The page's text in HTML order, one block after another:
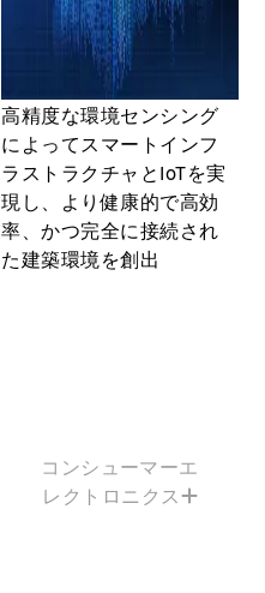
高精度な環境センシング
によってスマートインフ
ラストラクチャとIoTを実
現し、より健康的で高効
率、かつ完全に接続され
た建築環境を創出
コンシューマーエ
レクトロニクス